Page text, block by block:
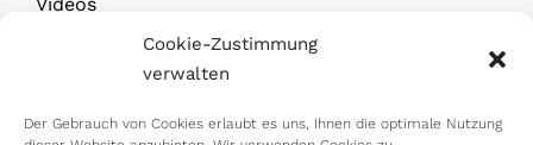
Cookie-Zustimmung
verwalten
Der Gebrauch von Cookies erlaubt es uns, Ihnen die optimale Nutzung